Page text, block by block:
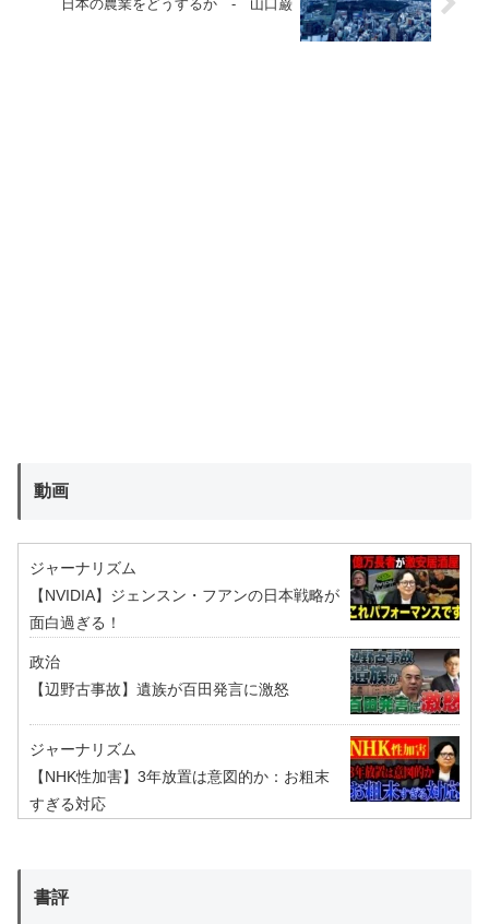
日本の農業をどうするか - 山口巌
動画
ジャーナリズム
【NVIDIA】ジェンスン・フアンの日本戦略が
面白過ぎる！
政治
【辺野古事故】遺族が百田発言に激怒
ジャーナリズム
【NHK性加害】3年放置は意図的か：お粗末
すぎる対応
書評